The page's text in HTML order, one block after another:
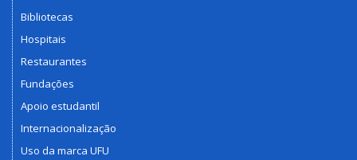
Bibliotecas
Hospitais
Restaurantes
Fundações
Apoio estudantil
Internacionalização
Uso da marca UFU